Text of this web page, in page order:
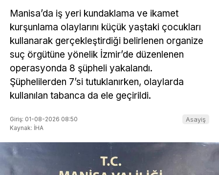
Manisa’da iş yeri kundaklama ve ikamet
kurşunlama olaylarını küçük yaştaki çocukları
kullanarak gerçekleştirdiği belirlenen organize
suç örgütüne yönelik İzmir’de düzenlenen
operasyonda 8 şüpheli yakalandı.
Şüphelilerden 7’si tutuklanırken, olaylarda
kullanılan tabanca da ele geçirildi.
Giriş: 01-08-2026 08:50
Kaynak: İHA
Asayiş